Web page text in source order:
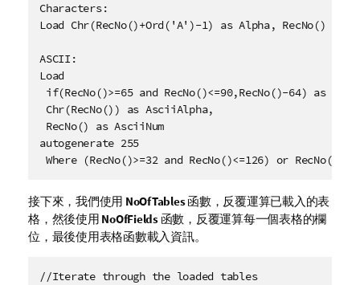
Characters:
Load Chr(RecNo()+Ord('A')-1) as Alpha, RecNo() as
ASCII:
Load
if(RecNo()>=65 and RecNo()<=90,RecNo()-64) as Num,
Chr(RecNo()) as AsciiAlpha,
RecNo() as AsciiNum
autogenerate 255
Where (RecNo()>=32 and RecNo()<=126) or
接下來，我們使用 NoOfTables函數，反覆運算已載入的表
格，然後使用 NoOfFields函數，反覆運算每一個表格的欄
位，最後使用表格函數載入資訊。
//Iterate through the loaded tables